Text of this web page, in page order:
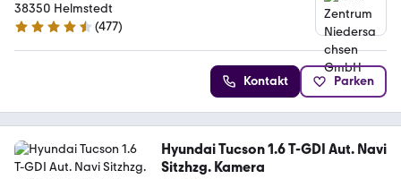
38350 Helmstedt
4.5 Sterne
(477)
Kontakt Parken
Hyundai Tucson 1.6 T-GDI Aut. Navi
Sitzhzg. Kamera